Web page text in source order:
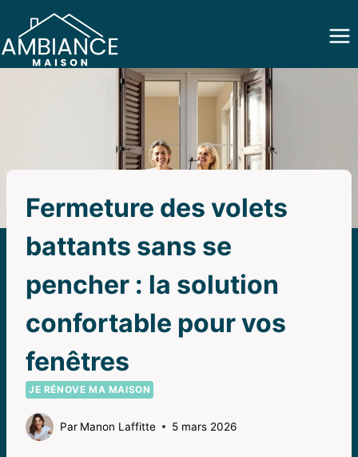
contenu
Fermeture des volets
battants sans se
pencher : la solution
confortable pour vos
fenêtres
JE RÉNOVE MA MAISON
Par Manon Laffitte 5 mars 2026